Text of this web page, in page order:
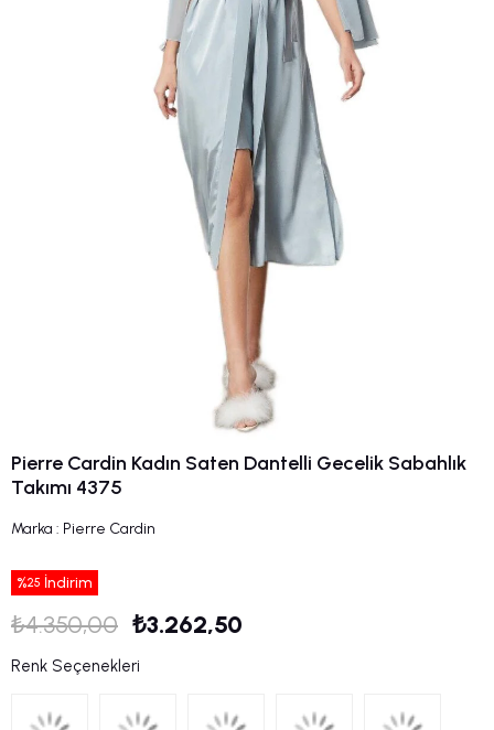
Pierre Cardin Kadın Saten Dantelli Gecelik Sabahlık
Takımı 4375
Marka : Pierre Cardin
%25 İndirim
₺4.350,00 ₺3.262,50
Renk Seçenekleri